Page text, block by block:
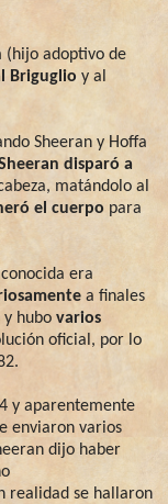
(hijo adoptivo de
Briguglio y al
Sheeran y Hoffa
disparó a
matándolo al
el cuerpo para
era
a finales
y hubo varios
oficial, por lo
y aparentemente
enviaron varios
dijo haber
realidad se hallaron